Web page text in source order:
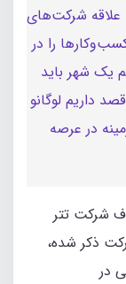
علاقه شرکت‌های
را در
یک شهر باید
داریم لوگانو
در عرصه
شرکت تتر
ذکر شده،
در